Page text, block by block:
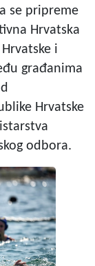
se pripreme
Hrvatska
i
građanima
Hrvatske
odbora.